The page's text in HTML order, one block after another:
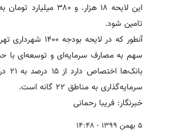
این لایحه ۱۸
تامین شود.
سرمایه‌گذاری به مناطق ۲۲ گانه است.
خبرنگار: فریبا رحمانی
۵ بهمن ۱۳۹۹ - ۱۴:۴۸